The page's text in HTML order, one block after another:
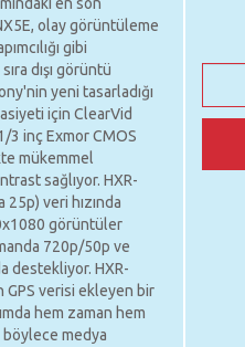
olay görüntüleme
gibi
dışı görüntü
yeni tasarladığı
için ClearVid
3 inç Exmor CMOS
mükemmel
sağlıyor. HXR-
veri hızında
görüntüler
720p/50p ve
destekliyor. HXR-
GPS verisi ekleyen bir
hem zaman hem
medya